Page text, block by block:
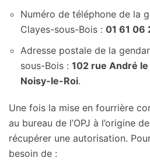
Numéro de téléphone de la
Clayes-sous-Bois : 01 61 06
Adresse postale de la
sous-Bois : 102 rue André
Noisy-le-Roi.
Une fois la mise en fourrière
au bureau de l’OPJ à l’origine
récupérer une autorisation.
besoin de :